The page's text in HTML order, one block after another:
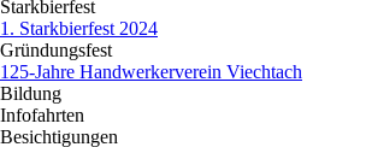
Starkbierfest
1. Starkbierfest 2024
Gründungsfest
125-Jahre Handwerkerverein Viechtach
Bildung
Infofahrten
Besichtigungen